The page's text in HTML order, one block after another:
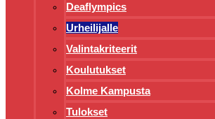
Deaflympics
Urheilijalle
Valintakriteerit
Koulutukset
Kolme Kampusta
Tulokset